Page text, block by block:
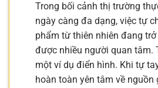
Trong bối cảnh thị trường
ngày càng đa dạng, việc tự
phẩm từ thiên nhiên đang
được nhiều người quan tâm.
một ví dụ điển hình. Khi tự
hoàn toàn yên tâm về nguồn